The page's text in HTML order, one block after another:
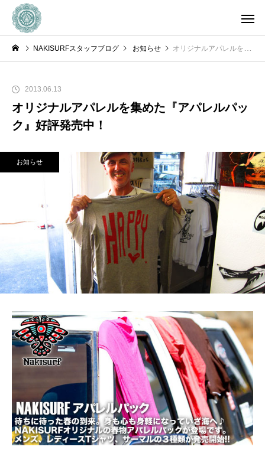
NAKISURFスタッフブログ お知らせ オリジナルアパレルを集めた『アパレルパック』好評発売中！
2013.06.13
オリジナルアパレルを集めた『アパレルパッ
ク』好評発売中！
お知らせ